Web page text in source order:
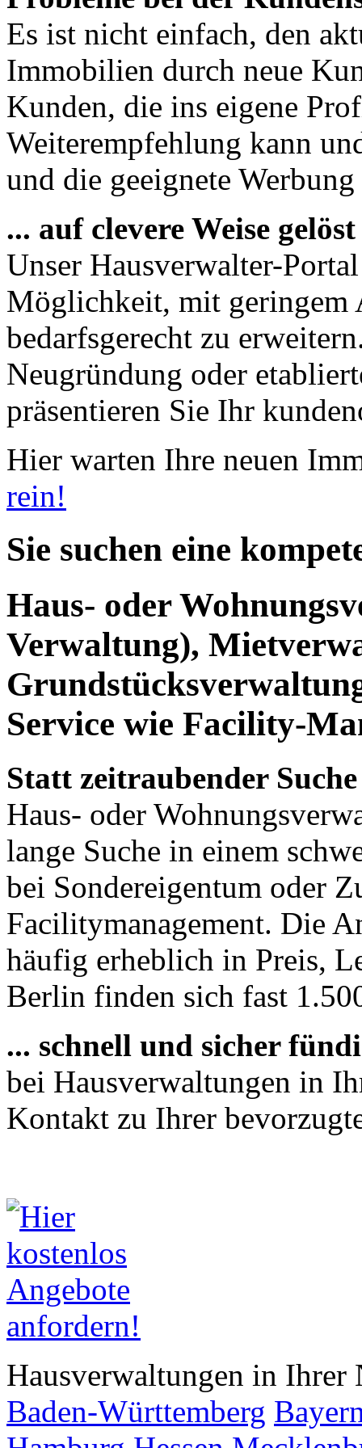
Es ist nicht einfach, den
Immobilien durch neue
Kunden, die ins eigene
Weiterempfehlung kann
und die geeignete
... auf clevere Weise gelöst
Unser Hausverwalter-
Möglichkeit, mit geringem
bedarfsgerecht zu
Neugründung oder
präsentieren Sie Ihr
Hier warten Ihre neuen
rein!
Sie suchen eine
Haus- oder
Verwaltung),
Service wie Facility-
Statt zeitraubender
Haus- oder
lange Suche in einem
bei Sondereigentum oder
Facilitymanagement. Die
häufig erheblich in Preis,
Berlin finden sich fast
... schnell und sicher
bei Hausverwaltungen in
Kontakt zu Ihrer
Hausverwaltungen in Ihrer
Baden-Württemberg